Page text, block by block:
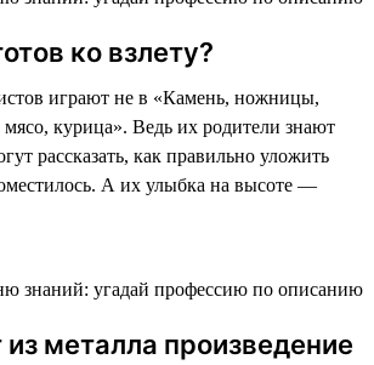
ко взлету?
играют не в «Камень, ножницы,
курица». Ведь их родители знают
рассказать, как правильно уложить
А их улыбка на высоте —
из металла произведение